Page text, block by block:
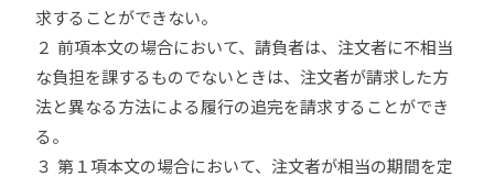
求することができない。
２ 前項本文の場合において、請負者は、注文者に不相当
な負担を課するものでないときは、注文者が請求した方
法と異なる方法による履行の追完を請求することができ
る。
３ 第１項本文の場合において、注文者が相当の期間を定